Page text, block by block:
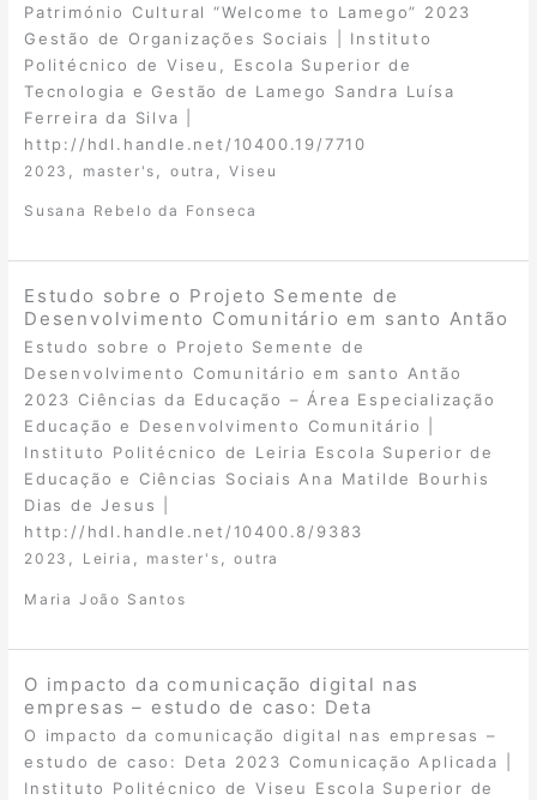
Património Cultural “Welcome to Lamego” 2023
Gestão de Organizações Sociais | Instituto
Politécnico de Viseu, Escola Superior de
Tecnologia e Gestão de Lamego Sandra Luísa
Ferreira da Silva |
http://hdl.handle.net/10400.19/7710
2023 master's outra ,Viseu
Susana Rebelo da Fonseca
Estudo sobre o Projeto Semente de
Desenvolvimento Comunitário em santo Antão
Estudo sobre o Projeto Semente de
Desenvolvimento Comunitário em santo Antão
2023 Ciências da Educação – Área Especialização
Educação e Desenvolvimento Comunitário |
Instituto Politécnico de Leiria Escola Superior de
Educação e Ciências Sociais Ana Matilde Bourhis
Dias de Jesus |
http://hdl.handle.net/10400.8/9383
2023 , Leiria , master's ,outra
Maria João Santos
O impacto da comunicação digital nas
empresas – estudo de caso: Deta
O impacto da comunicação digital nas empresas –
estudo de caso: Deta 2023 Comunicação Aplicada |
Instituto Politécnico de Viseu Escola Superior de